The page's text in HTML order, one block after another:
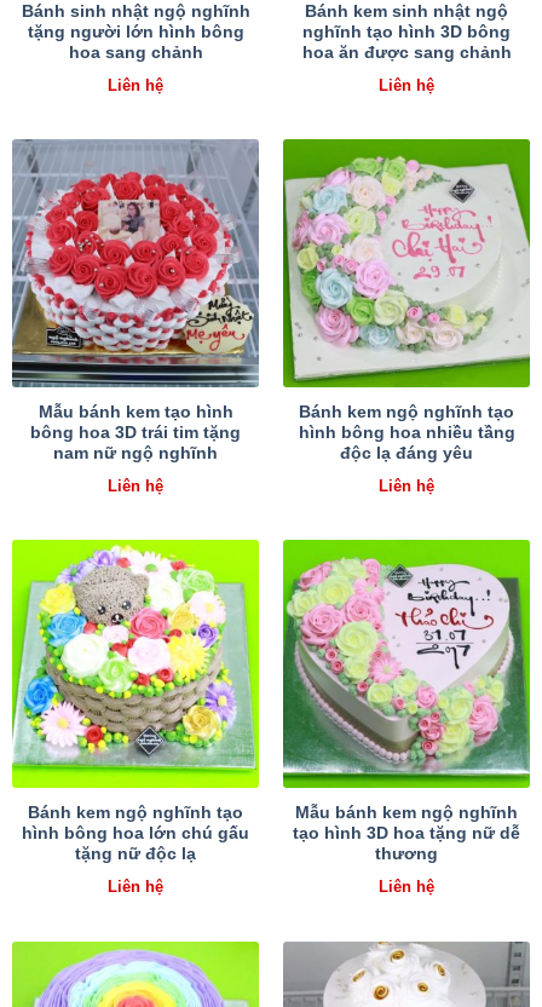
Bánh sinh nhật ngộ nghĩnh
tặng người lớn hình bông
hoa sang chảnh
Liên hệ
Bánh kem sinh nhật ngộ
nghĩnh tạo hình 3D bông
hoa ăn được sang chảnh
Liên hệ
Mẫu bánh kem tạo hình
bông hoa 3D trái tim tặng
nam nữ ngộ nghĩnh
Liên hệ
Bánh kem ngộ nghĩnh tạo
hình bông hoa nhiều tầng
độc lạ đáng yêu
Liên hệ
Bánh kem ngộ nghĩnh tạo
hình bông hoa lớn chú gấu
tặng nữ độc lạ
Liên hệ
Mẫu bánh kem ngộ nghĩnh
tạo hình 3D hoa tặng nữ dễ
thương
Liên hệ